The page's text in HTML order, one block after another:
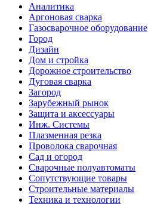
Аналитика
Аргоновая сварка
Газосварочное оборудование
Город
Дизайн
Дом и стройка
Дорожное строительство
Дуговая сварка
Загород
Зарубежный рынок
Защита и аксессуары
Инж. Системы
Плазменная резка
Проволока сварочная
Сад и огород
Сварочные полуавтоматы
Сопутствующие товары
Строительные материалы
Техника и технологии